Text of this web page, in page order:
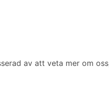
av att veta mer om